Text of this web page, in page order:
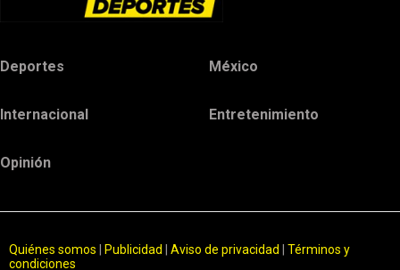
Deportes México
Internacional Entretenimiento
Opinión
Quiénes somos Publicidad Aviso de privacidad
Términos y
condiciones